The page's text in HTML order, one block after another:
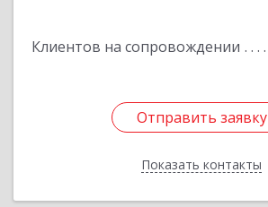
Клиентов на сопровождении
Отправить заявку
Показать контакты
Отправить заявку
Назад